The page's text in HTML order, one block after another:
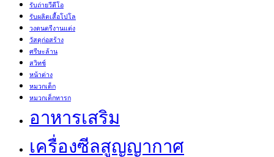
รับถ่ายวีดีโอ
รับผลิตเสื้อโปโล
วงดนตรีงานแต่ง
วัสดุก่อสร้าง
ศรีษะล้าน
สวิทช์
หน้าต่าง
หมวกเด็ก
หมวกเด็กทารก
อาหารเสริม
เครื่องซีลสูญญากาศ